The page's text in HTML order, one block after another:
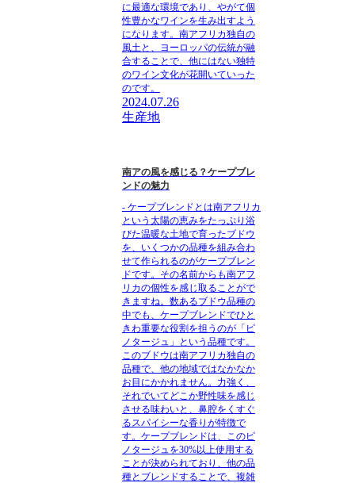
に最適な環境であり、やがて個
性豊かなワインを生み出すよう
になります。南アフリカ独自の
風土と、ヨーロッパの伝統が融
合することで、他にはない独特
のワイン文化が花開いていった
のです。
2024.07.26
生産地
南アの風を感じる？ケープブレ
ンドの魅力
- ケープブレンドとは南アフリカ
という太陽の恵みをたっぷり浴
びた温暖な土地で育ったブドウ
を、いくつかの品種を組み合わ
せて作られるのがケープブレン
ドです。その名前からも南アフ
リカの個性を感じ取ることがで
きますね。数あるブドウ品種の
中でも、ケープブレンドでひと
きわ重要な役割を担うのが「ピ
ノタージュ」という品種です。
このブドウは南アフリカ独自の
品種で、他の地域ではなかなか
お目にかかれません。力強く、
それでいてどこか野性味を感じ
させる味わいと、鼻腔をくすぐ
るスパイシーな香りが特徴で
す。ケープブレンドは、このピ
ノタージュを30%以上使用する
ことが決められており、他の品
種とブレンドすることで、複雑